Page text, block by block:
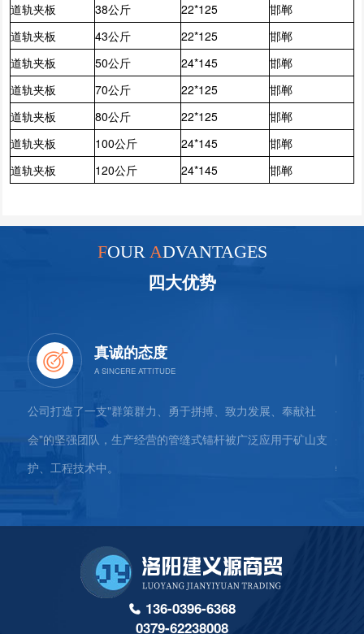
道轨夹板
38公斤 22*125
邯郸
道轨夹板
43公斤 22*125
邯郸
道轨夹板
50公斤 24*145
邯郸
道轨夹板
70公斤 22*125
邯郸
道轨夹板
80公斤 22*125
邯郸
道轨夹板
100公斤 24*145
邯郸
道轨夹板
120公斤 24*145 邯郸
FOUR ADVANTAGES
四大优势
真诚的态度
公司打造了一支"群策群力、勇于拼搏、致力发展、奉献社
会"的坚强团队，生产经营的管缝式锚杆被广泛应用于矿山支
护、工程技术中。
公司
企"
物运
136-0396-6368
0379-62238008